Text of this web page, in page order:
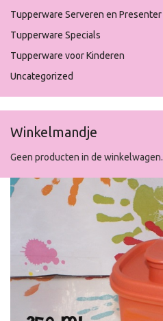
Tupperware Serveren en Presenter
Tupperware Specials
Tupperware voor Kinderen
Uncategorized
Winkelmandje
Geen producten in de winkelwagen.